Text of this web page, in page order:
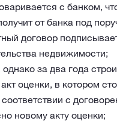
с банком,
от банка под
договор
недвижимости;
однако за два года
оценки, в котором
с
новому акту оценки;